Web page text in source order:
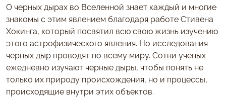
О черных дырах во Вселенной знает каждый и многие
знакомы с этим явлением благодаря работе Стивена
Хокинга, который посвятил всю свою жизнь изучению
этого астрофизического явления. Но исследования
черных дыр проводят по всему миру. Сотни ученых
ежедневно изучают черные дыры, чтобы понять не
только их природу происхождения, но и процессы,
происходящие внутри этих объектов.